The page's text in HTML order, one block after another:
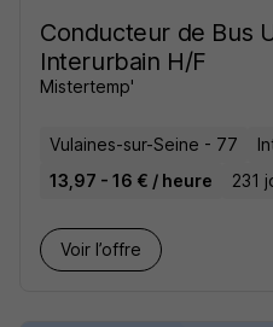
Conducteur de Bus
Interurbain H/F
Mistertemp'
Vulaines-sur-Seine - 77
13,97 - 16 € / heure
231
Voir l’offre